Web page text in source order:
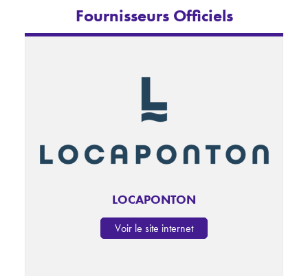
Fournisseurs Officiels
LOCAPONTON
Voir le site internet